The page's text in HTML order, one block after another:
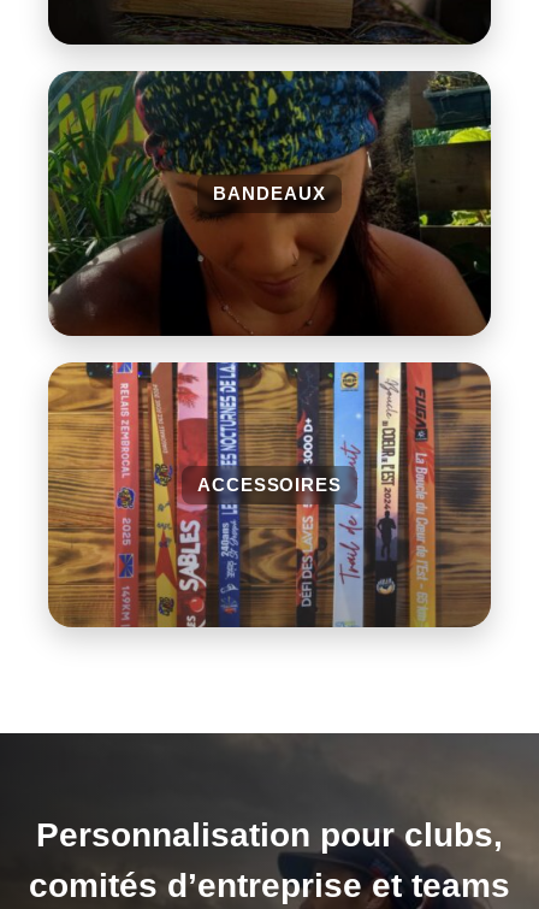
BANDEAUX
ACCESSOIRES
Personnalisation pour clubs,
comités d’entreprise et teams